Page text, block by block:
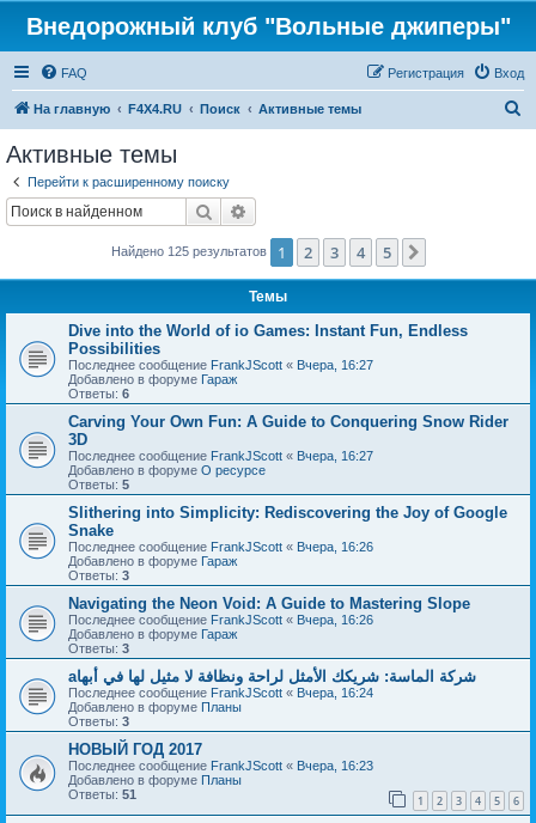
Внедорожный клуб "Вольные джиперы"
FAQ Вход
Регистрация
На главную F4X4.RU Поиск Активные темы
Активные темы
Перейти к расширенному поиску
Поиск
Найдено 125 результатов 1 2 3 4 5
Темы
Dive into the World of io Games: Instant Fun, Endless
Possibilities
Последнее сообщение FrankJScott « Вчера, 16:27
Добавлено в форуме Гараж
Ответы: 6
Carving Your Own Fun: A Guide to Conquering Snow Rider
3D
Последнее сообщение FrankJScott « Вчера, 16:27
Добавлено в форуме О ресурсе
Ответы: 5
Slithering into Simplicity: Rediscovering the Joy of Google
Snake
Последнее сообщение FrankJScott « Вчера, 16:26
Добавлено в форуме Гараж
Ответы: 3
Navigating the Neon Void: A Guide to Mastering Slope
Последнее сообщение FrankJScott « Вчера, 16:26
Добавлено в форуме Гараж
Ответы: 3
aشركة الماسة: شريكك الأمثل لراحة ونظافة لا مثيل لها في أبها
Последнее сообщение FrankJScott « Вчера, 16:24
Добавлено в форуме Планы
Ответы: 3
НОВЫЙ ГОД 2017
Последнее сообщение FrankJScott « Вчера, 16:23
Добавлено в форуме Планы
Ответы: 51 1 2 3 4 5 6